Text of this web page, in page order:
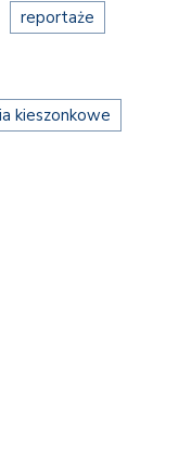
reportaże
kieszonkowe